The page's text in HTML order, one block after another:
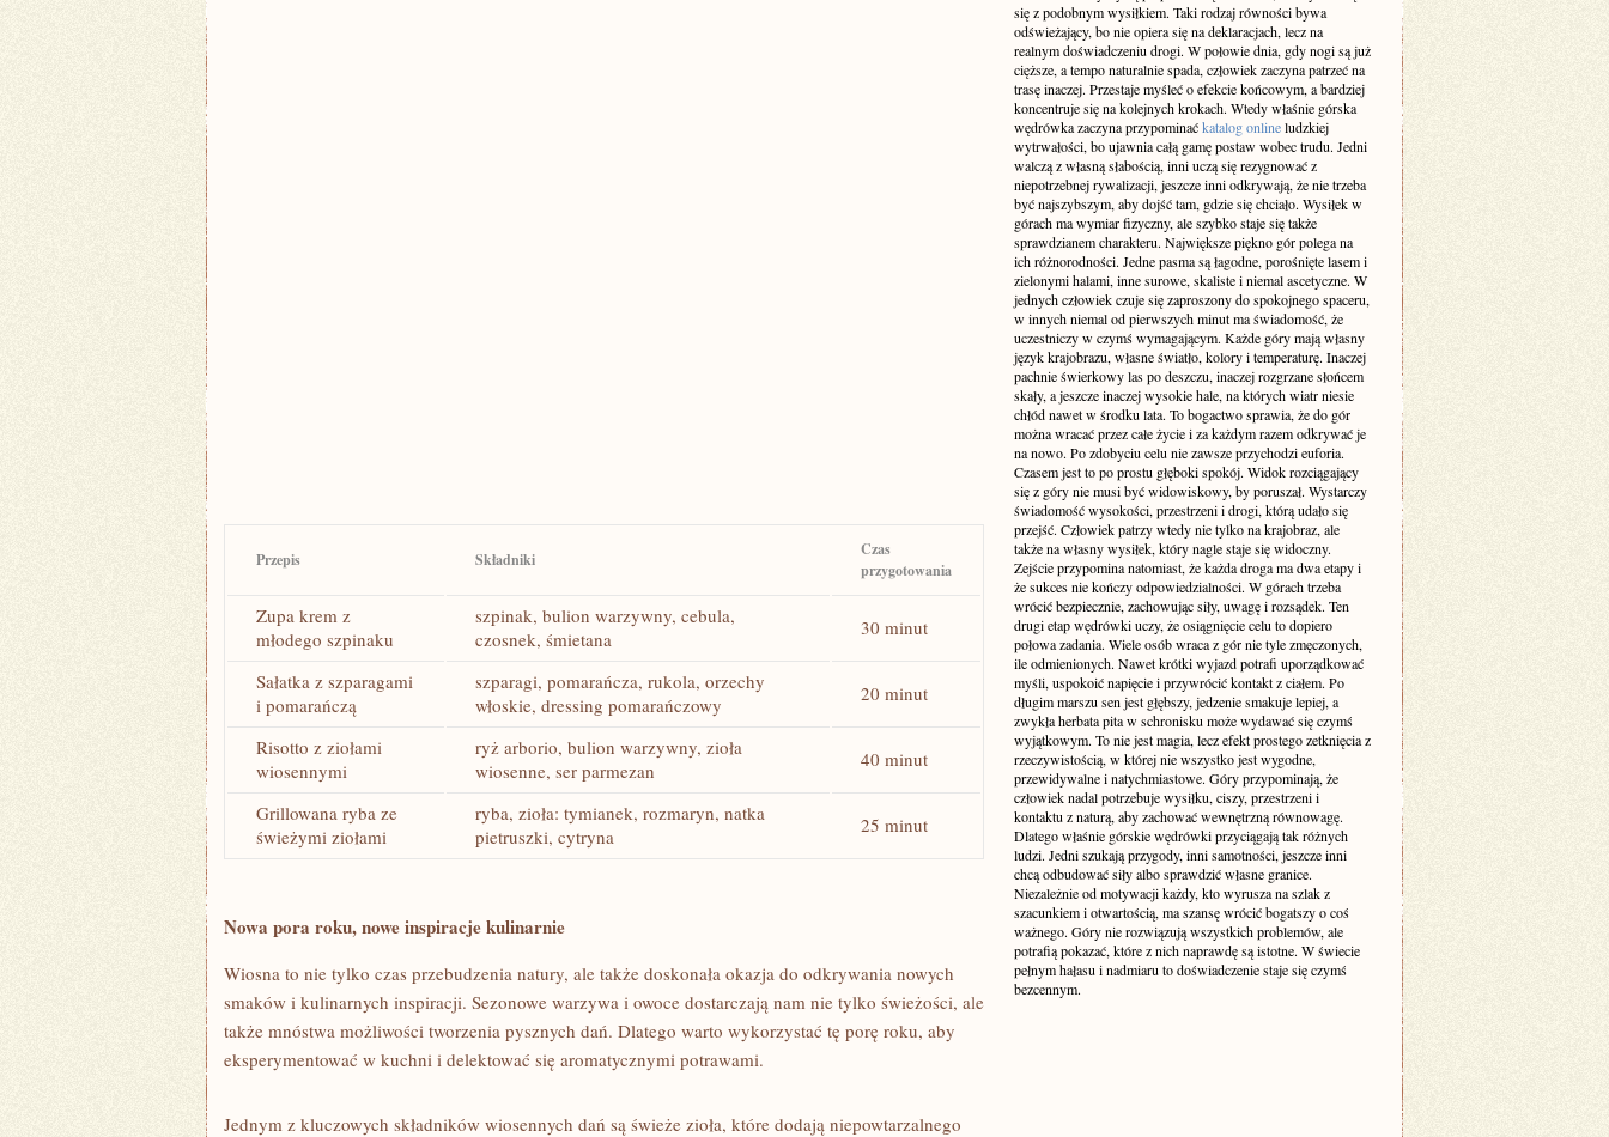
Przepis Składniki
Czas
przygotowania
Zupa krem z
młodego szpinaku
szpinak, bulion warzywny, cebula,
czosnek, śmietana
30 minut
Sałatka z szparagami⁢
i pomarańczą
szparagi, pomarańcza, rukola, orzechy
włoskie,​ dressing pomarańczowy
20 minut
Risotto z ziołami
wiosennymi
ryż arborio, bulion warzywny, zioła
wiosenne, ser parmezan
40 minut
Grillowana ryba ze
świeżymi ziołami
ryba, zioła: tymianek, rozmaryn, natka
pietruszki, cytryna
25 minut
Nowa pora roku, ‍nowe⁣ inspiracje kulinarnie
Wiosna to nie​ tylko czas przebudzenia ‌natury,‍ ale także doskonała okazja do odkrywania nowych
smaków i kulinarnych inspiracji. Sezonowe warzywa i owoce ‍dostarczają nam nie tylko świeżości, ale
także⁢ mnóstwa możliwości tworzenia​ pysznych dań. Dlatego warto wykorzystać tę porę roku,‍ aby
eksperymentować w kuchni i‍ delektować się aromatycznymi potrawami.
Jednym z kluczowych składników wiosennych dań są świeże zioła, które ⁣dodają niepowtarzalnego
się z podobnym wysiłkiem. Taki rodzaj równości bywa
odświeżający, bo nie opiera się na deklaracjach, lecz na
realnym doświadczeniu drogi. W połowie dnia, gdy nogi są już
cięższe, a tempo naturalnie spada, człowiek zaczyna patrzeć na
trasę inaczej. Przestaje myśleć o efekcie końcowym, a bardziej
koncentruje się na kolejnych krokach. Wtedy właśnie górska
wędrówka zaczyna przypominaćkatalog onlineludzkiej
wytrwałości, bo ujawnia całą gamę postaw wobec trudu. Jedni
walczą z własną słabością, inni uczą się rezygnować z
niepotrzebnej rywalizacji, jeszcze inni odkrywają, że nie trzeba
być najszybszym, aby dojść tam, gdzie się chciało. Wysiłek w
górach ma wymiar fizyczny, ale szybko staje się także
sprawdzianem charakteru. Największe piękno gór polega na
ich różnorodności. Jedne pasma są łagodne, porośnięte lasem i
zielonymi halami, inne surowe, skaliste i niemal ascetyczne. W
jednych człowiek czuje się zaproszony do spokojnego spaceru,
w innych niemal od pierwszych minut ma świadomość, że
uczestniczy w czymś wymagającym. Każde góry mają własny
język krajobrazu, własne światło, kolory i temperaturę. Inaczej
pachnie świerkowy las po deszczu, inaczej rozgrzane słońcem
skały, a jeszcze inaczej wysokie hale, na których wiatr niesie
chłód nawet w środku lata. To bogactwo sprawia, że do gór
można wracać przez całe życie i za każdym razem odkrywać je
na nowo. Po zdobyciu celu nie zawsze przychodzi euforia.
Czasem jest to po prostu głęboki spokój. Widok rozciągający
się z góry nie musi być widowiskowy, by poruszał. Wystarczy
świadomość wysokości, przestrzeni i drogi, którą udało się
przejść. Człowiek patrzy wtedy nie tylko na krajobraz, ale
także na własny wysiłek, który nagle staje się widoczny.
Zejście przypomina natomiast, że każda droga ma dwa etapy i
że sukces nie kończy odpowiedzialności. W górach trzeba
wrócić bezpiecznie, zachowując siły, uwagę i rozsądek. Ten
drugi etap wędrówki uczy, że osiągnięcie celu to dopiero
połowa zadania. Wiele osób wraca z gór nie tyle zmęczonych,
ile odmienionych. Nawet krótki wyjazd potrafi uporządkować
myśli, uspokoić napięcie i przywrócić kontakt z ciałem. Po
długim marszu sen jest głębszy, jedzenie smakuje lepiej, a
zwykła herbata pita w schronisku może wydawać się czymś
wyjątkowym. To nie jest magia, lecz efekt prostego zetknięcia z
rzeczywistością, w której nie wszystko jest wygodne,
przewidywalne i natychmiastowe. Góry przypominają, że
człowiek nadal potrzebuje wysiłku, ciszy, przestrzeni i
kontaktu z naturą, aby zachować wewnętrzną równowagę.
Dlatego właśnie górskie wędrówki przyciągają tak różnych
ludzi. Jedni szukają przygody, inni samotności, jeszcze inni
chcą odbudować siły albo sprawdzić własne granice.
Niezależnie od motywacji każdy, kto wyrusza na szlak z
szacunkiem i otwartością, ma szansę wrócić bogatszy o coś
ważnego. Góry nie rozwiązują wszystkich problemów, ale
potrafią pokazać, które z nich naprawdę są istotne. W świecie
pełnym hałasu i nadmiaru to doświadczenie staje się czymś
bezcennym.